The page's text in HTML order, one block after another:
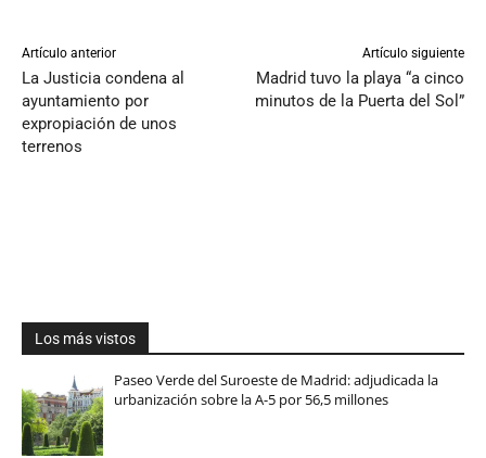
Artículo anterior
La Justicia condena al
ayuntamiento por
expropiación de unos
terrenos
Artículo siguiente
Madrid tuvo la playa “a cinco
minutos de la Puerta del Sol”
Los más vistos
Paseo Verde del Suroeste de Madrid: adjudicada la
urbanización sobre la A-5 por 56,5 millones